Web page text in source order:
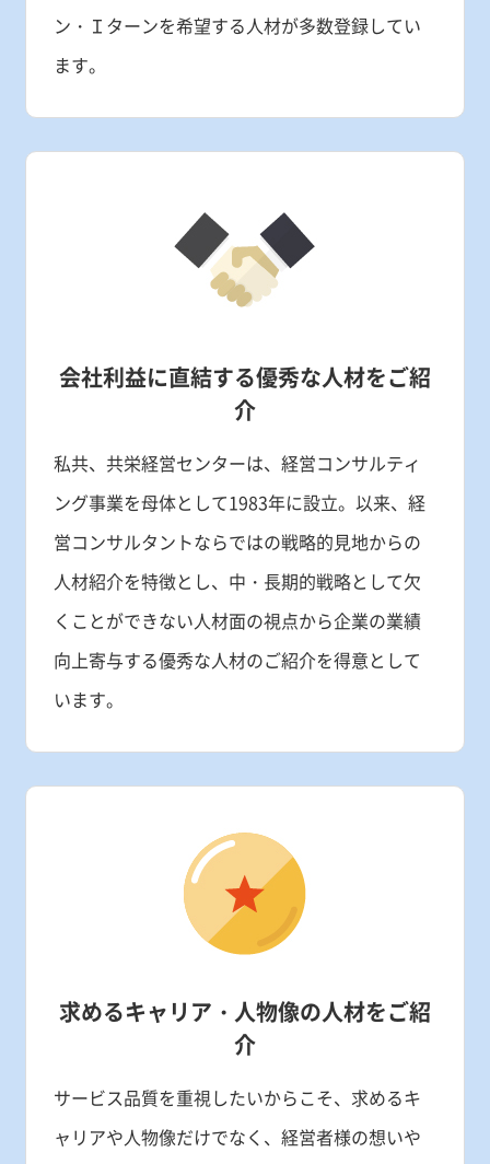
ン・Ｉターンを希望する人材が多数登録してい
ます。
会社利益に直結する優秀な人材をご紹
介
私共、共栄経営センターは、経営コンサルティ
ング事業を母体として1983年に設立。以来、経
営コンサルタントならではの戦略的見地からの
人材紹介を特徴とし、中・長期的戦略として欠
くことができない人材面の視点から企業の業績
向上寄与する優秀な人材のご紹介を得意として
います。
求めるキャリア・人物像の人材をご紹
介
サービス品質を重視したいからこそ、求めるキ
ャリアや人物像だけでなく、経営者様の想いや